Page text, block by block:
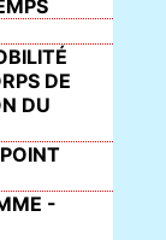
DE
DU
-